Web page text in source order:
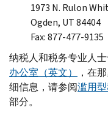
1973 N. Rulon
Ogden, UT84404
Fax: 877-477-9135
纳税人和税务专业人
办公室（英文）
，在
细信息，请参阅滥用
部分。